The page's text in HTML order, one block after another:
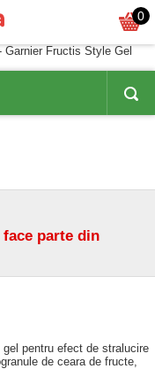
0
Fructis Style Gel
parte din
pentru efect de stralucire
de ceara de fructe,